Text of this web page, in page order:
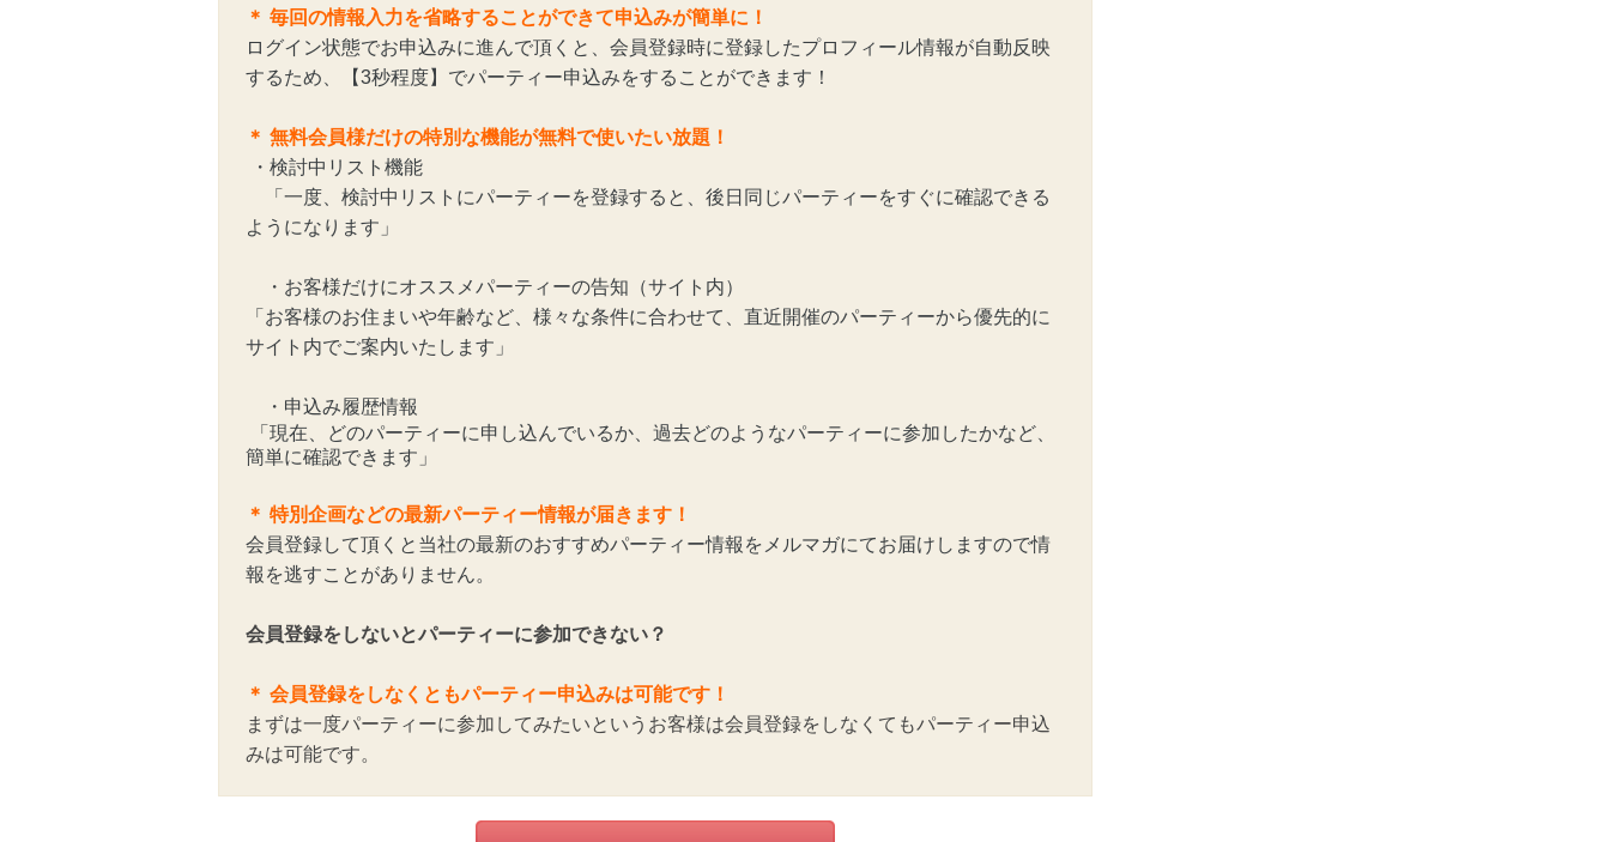
＊ 毎回の情報入力を省略することができて申込みが簡単に！
ログイン状態でお申込みに進んで頂くと、会員登録時に登録したプロフィール情報が自動反映
するため、【3秒程度】でパーティー申込みをすることができます！
＊ 無料会員様だけの特別な機能が無料で使いたい放題！
・検討中リスト機能
「一度、検討中リストにパーティーを登録すると、後日同じパーティーをすぐに確認できる
ようになります」
・お客様だけにオススメパーティーの告知（サイト内）
「お客様のお住まいや年齢など、様々な条件に合わせて、直近開催のパーティーから優先的に
サイト内でご案内いたします」
・申込み履歴情報
「現在、どのパーティーに申し込んでいるか、過去どのようなパーティーに参加したかなど、
簡単に確認できます」
＊ 特別企画などの最新パーティー情報が届きます！
会員登録して頂くと当社の最新のおすすめパーティー情報をメルマガにてお届けしますので情
報を逃すことがありません。
会員登録をしないとパーティーに参加できない？
＊ 会員登録をしなくともパーティー申込みは可能です！
まずは一度パーティーに参加してみたいというお客様は会員登録をしなくてもパーティー申込
みは可能です。